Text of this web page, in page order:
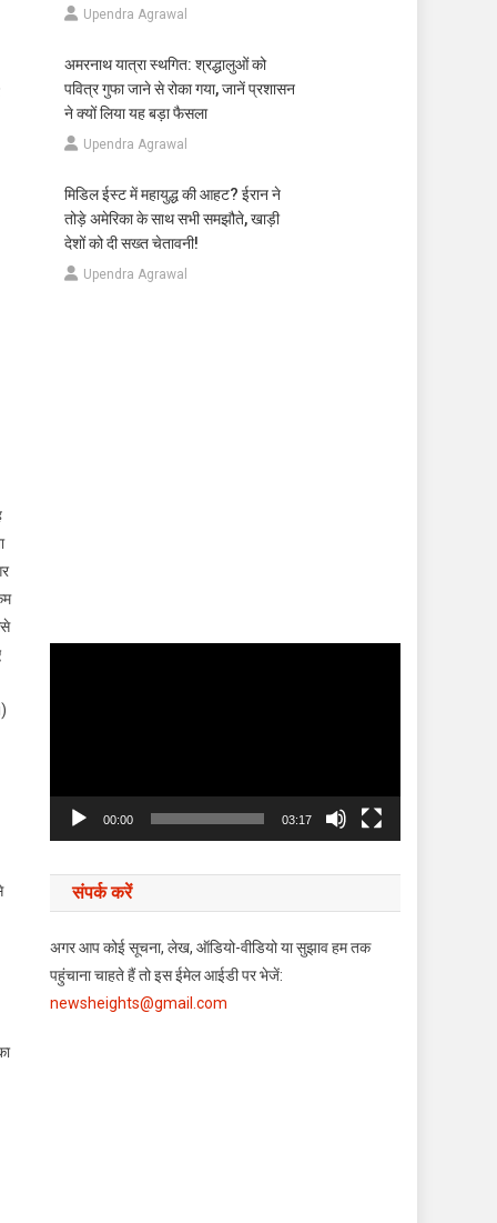
Upendra Agrawal
अमरनाथ यात्रा स्थगित: श्रद्धालुओं को
पवित्र गुफा जाने से रोका गया, जानें प्रशासन
ने क्यों लिया यह बड़ा फैसला
Upendra Agrawal
मिडिल ईस्ट में महायुद्ध की आहट? ईरान ने
तोड़े अमेरिका के साथ सभी समझौते, खाड़ी
देशों को दी सख्त चेतावनी!
Upendra Agrawal
00:00 03:17
संपर्क करें
अगर आप कोई सूचना, लेख, ऑडियो-वीडियो या सुझाव हम तक
पहुंचाना चाहते हैं तो इस ईमेल आईडी पर भेजें:
newsheights@gmail.com